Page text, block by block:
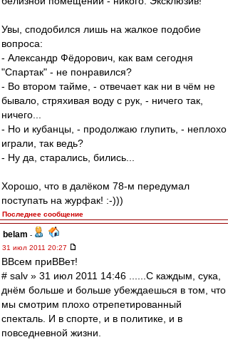
Увы, сподобился лишь на жалкое подобие
вопроса:
- Александр Фёдорович, как вам сегодня
"Спартак" - не понравился?
- Во втором тайме, - отвечает как ни в чём не
бывало, стряхивая воду с рук, - ничего так,
ничего...
- Но и кубанцы, - продолжаю глупить, - неплохо
играли, так ведь?
- Ну да, старались, бились...
Хорошо, что в далёком 78-м передумал
поступать на журфак! :-)))
Последнее сообщение
belam -
31 июл 2011 20:27
ВВсем приВВет!
# salv » 31 июл 2011 14:46 ......С каждым, сука,
днём больше и больше убеждаешься в том, что
мы смотрим плохо отрепетированный
спекталь. И в спорте, и в политике, и в
повседневной жизни.